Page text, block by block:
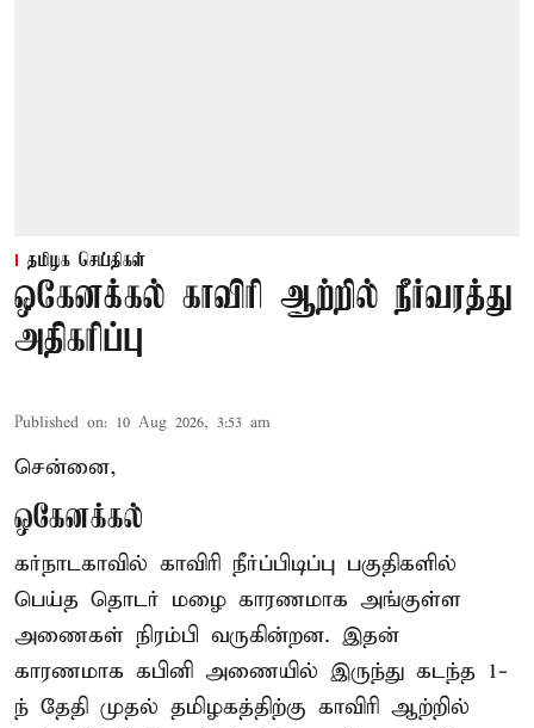
தமிழக செய்திகள்
ஒகேனக்கல் காவிரி ஆற்றில் நீர்வரத்து
அதிகரிப்பு
Published on: 10 Aug 2026, 3:53 am
சென்னை,
ஒகேனக்கல்
கர்நாடகாவில் காவிரி நீர்ப்பிடிப்பு பகுதிகளில்
பெய்த தொடர் மழை காரணமாக அங்குள்ள
அணைகள் நிரம்பி வருகின்றன. இதன்
காரணமாக கபினி அணையில் இருந்து கடந்த 1-
ந் தேதி முதல் தமிழகத்திற்கு காவிரி ஆற்றில்